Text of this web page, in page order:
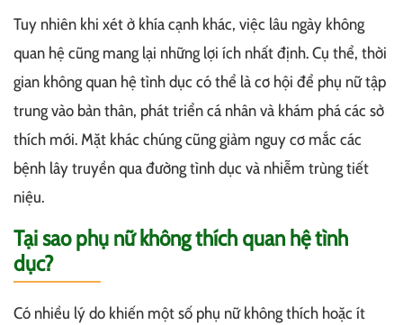
Tuy nhiên khi xét ở khía cạnh khác, việc lâu ngày không
quan hệ cũng mang lại những lợi ích nhất định. Cụ thể, thời
gian không quan hệ tình dục có thể là cơ hội để phụ nữ tập
trung vào bản thân, phát triển cá nhân và khám phá các sở
thích mới. Mặt khác chúng cũng giảm nguy cơ mắc các
bệnh lây truyền qua đường tình dục và nhiễm trùng tiết
niệu.
Tại sao phụ nữ không thích quan hệ tình
dục?
Có nhiều lý do khiến một số phụ nữ không thích hoặc ít